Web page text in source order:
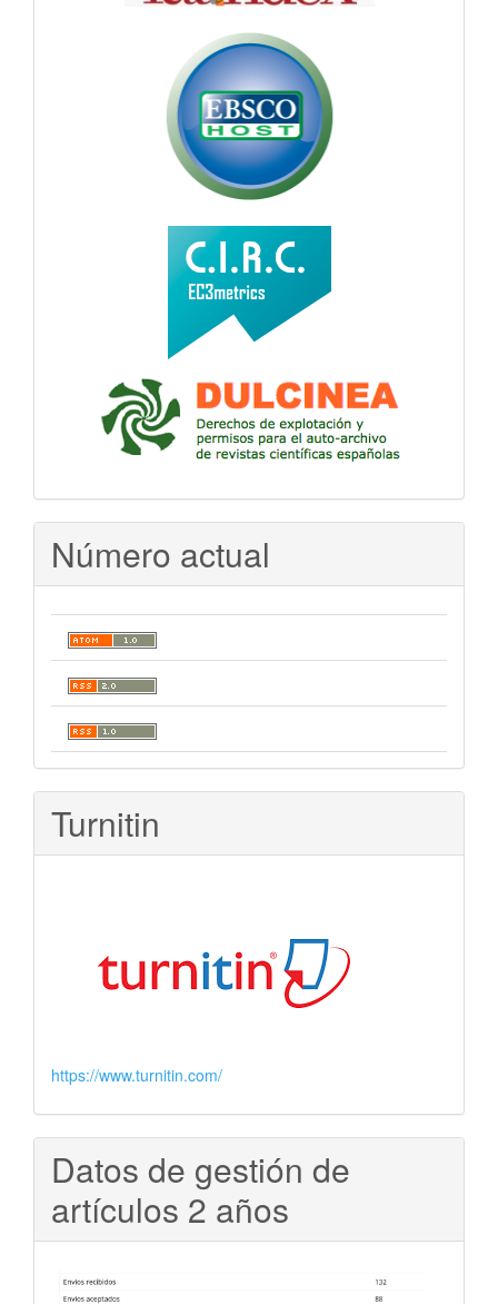
Número actual
Turnitin
https://www.turnitin.com/
Datos de gestión de
artículos 2 años